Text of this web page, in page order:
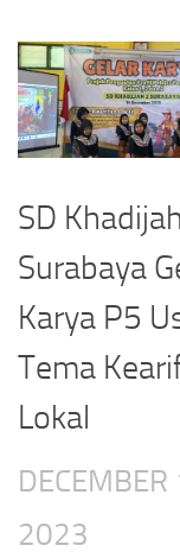
SD
Surabaya
Karya P5
Tema
Lokal
DECEMBER
2023